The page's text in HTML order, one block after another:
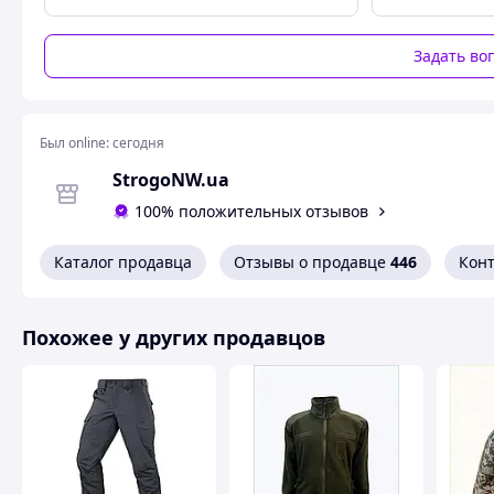
плечі
груди
довжина
Талія-34
Сідниці-48
Довжина-106
Задать
Был online:сегодня
StrogoNW.ua
100% положительных отзывов
Каталог продавца Отзывы о продавце 446
Похожее у других продавцов